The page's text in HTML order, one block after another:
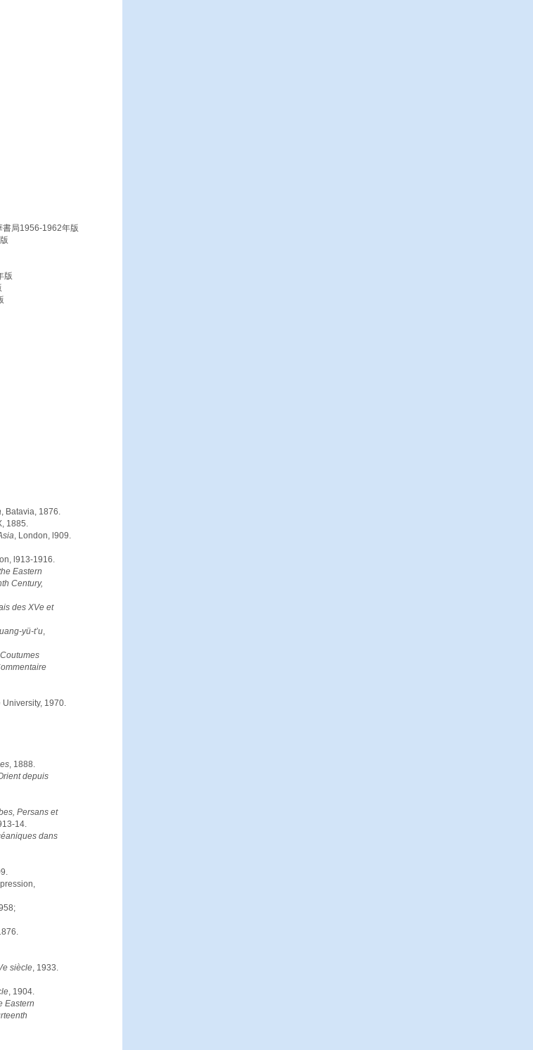
局1956-1962年版
版
, Batavia, 1876.
1885.
, London, l909.
l913-1916.
Eastern
Century,
des XVe et
yü-t’u,
1970.
, 1888.
depuis
Persans et
14.
dans
siècle, 1933.
, 1904.
Eastern